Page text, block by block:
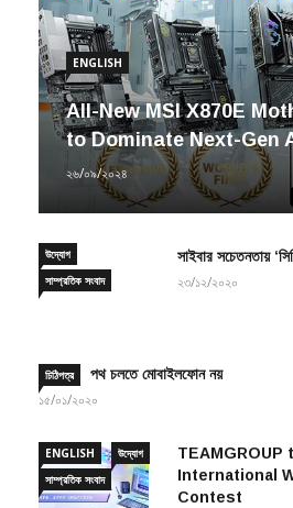
ENGLISH
All-New MSI X870E
to Dominate Next-Gen
২৬/০৯/২০২৪
উদ্যোগ
সাম্প্রতিক সংবাদ
সাইবার সচেতনতায়
২৩/১২/২০২০
চিঠিপত্র পথ চলতে মোবাইলফোন নয়
১৫/০১/২০২০
ENGLISH
উদ্যোগ
সাম্প্রতিক সংবাদ
TEAMGROUP
International
Contest